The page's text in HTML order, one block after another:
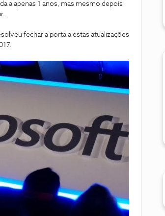
a apenas 1 anos, mas mesmo depois
fechar a porta a estas atualizações